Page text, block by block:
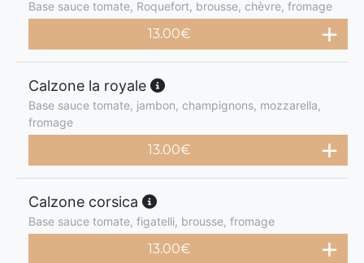
Base sauce tomate, Roquefort, brousse, chèvre, fromage
13.00€
Calzone la royale
Base sauce tomate, jambon, champignons, mozzarella,
fromage
13.00€
Calzone corsica
Base sauce tomate, figatelli, brousse, fromage
13.00€